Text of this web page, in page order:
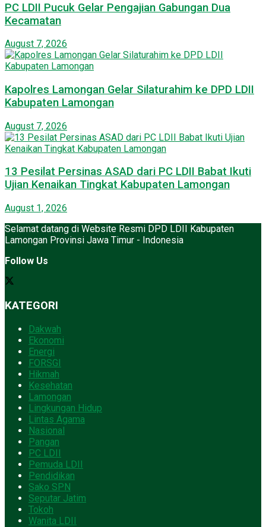
PC LDII Pucuk Gelar Pengajian Gabungan Dua
Kecamatan
August 7, 2026
Kapolres Lamongan Gelar Silaturahim ke DPD LDII
Kabupaten Lamongan
August 7, 2026
13 Pesilat Persinas ASAD dari PC LDII Babat Ikuti
Ujian Kenaikan Tingkat Kabupaten Lamongan
August 1, 2026
Selamat datang di Website Resmi DPD LDII Kabupaten
Lamongan Provinsi Jawa Timur - Indonesia
Follow Us
KATEGORI
Dakwah
Ekonomi
Energi
FORSGI
Hikmah
Kesehatan
Lamongan
Lingkungan Hidup
Lintas Agama
Nasional
Pangan
PC LDII
Pemuda LDII
Pendidikan
Sako SPN
Seputar Jatim
Tokoh
Wanita LDII